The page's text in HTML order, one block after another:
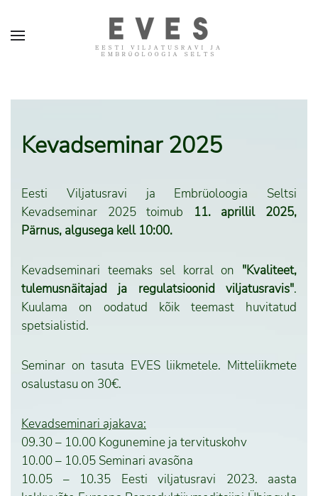
Kevadseminar 2025
Eesti Viljatusravi ja Embrüoloogia Seltsi
Kevadseminar 2025 toimub 11. aprillil 2025,
Pärnus, algusega kell 10:00.
Kevadseminari teemaks sel korral on "Kvaliteet,
tulemusnäitajad ja regulatsioonid viljatusravis".
Kuulama on oodatud kõik teemast huvitatud
spetsialistid.
Seminar on tasuta EVES liikmetele. Mitteliikmete
osalustasu on 30€.
Kevadseminari ajakava:
09.30 – 10.00 Kogunemine ja tervituskohv
10.00 – 10.05 Seminari avasõna
10.05 – 10.35 Eesti viljatusravi 2023. aasta